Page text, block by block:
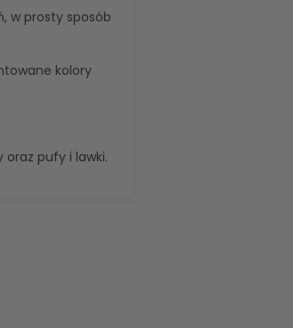
w prosty sposób
kolory
oraz pufy i lawki.